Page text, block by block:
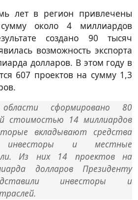
лет в регион привлечены
около 4 миллиардов
создано 90 тысяч
возможность экспорта
долларов. В этом году в
607 проектов на сумму 1,3
сформировано 80
стоимостью 14 миллиардов
вкладывают средства
инвесторы и местные
Из них 14 проектов на
долларов Президенту
инвесторы и